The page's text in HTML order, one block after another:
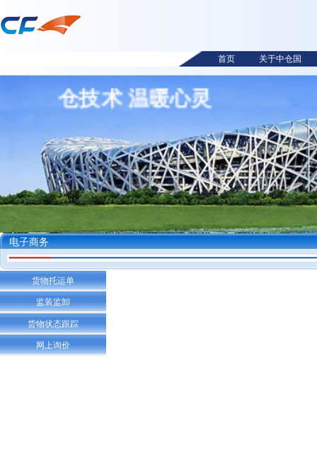
首页 关于中仓国
中仓技术 温暖心灵
电子商务
货物托运单
监装监卸
货物状态跟踪
网上询价